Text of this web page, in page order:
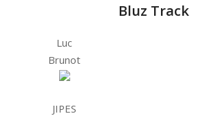
Bluz Track
Luc
Brunot
JIPES